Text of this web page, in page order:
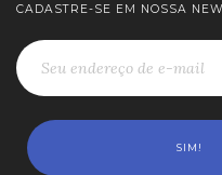
CADASTRE-SE EM NOSSA